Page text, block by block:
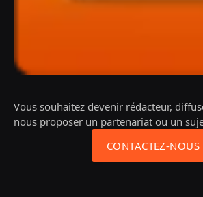
Vous souhaitez devenir rédacteur,
nous proposer un partenariat ou un
CONTACTEZ-NOUS